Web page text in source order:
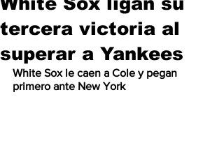
tercera victoria al
superar a Yankees
White Sox le caen a Cole y pegan
primero ante New York